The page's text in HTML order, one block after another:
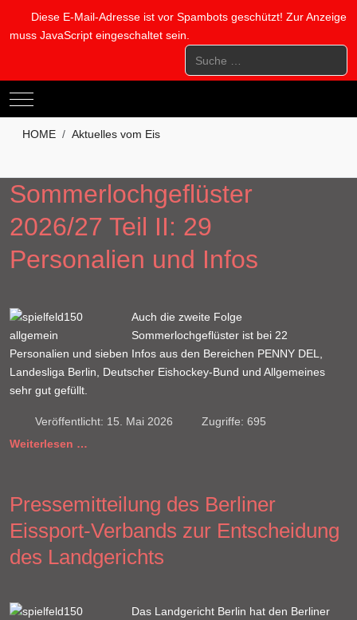
Diese E-Mail-Adresse ist vor Spambots geschützt! Zur Anzeige
muss JavaScript eingeschaltet sein.
Suchen
Mobile Menu Toggle
HOME Aktuelles vom Eis
Sommerlochgeflüster
2026/27 Teil II: 29
Personalien und Infos
Auch die zweite Folge
Sommerlochgeflüster ist bei 22
Personalien und sieben Infos aus den Bereichen PENNY DEL,
Landesliga Berlin, Deutscher Eishockey-Bund und Allgemeines
sehr gut gefüllt.
Veröffentlicht: 15. Mai 2026
Zugriffe: 695
Weiterlesen …
Pressemitteilung des Berliner
Eissport-Verbands zur Entscheidung
des Landgerichts
Das Landgericht Berlin hat den Berliner